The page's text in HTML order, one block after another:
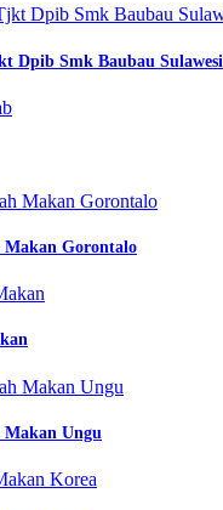
Dpib Smk Baubau Sulawesi
Makan Gorontalo
Makan Ungu